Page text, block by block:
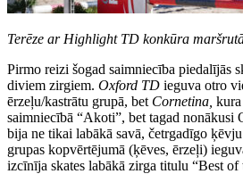
Terēze ar Highlight TD konkūra
Pirmo reizi šogad saimniecība piedalījās
diviem zirgiem. Oxford TD ieguva otro
ērzeļu/kastrātu grupā, bet Cornetina,
saimniecībā “Akoti”, bet tagad nonākusi
bija ne tikai labākā savā, četrgadīgo
grupas kopvērtējumā (ķēves, ērzeļi)
izcīnīja skates labākā zirga titulu “Best of